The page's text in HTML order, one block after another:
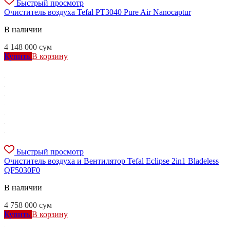
Быстрый просмотр
Очиститель воздуха Tefal PT3040 Pure Air Nanocaptur
В наличии
4 148 000 сум
Купить В корзину
Быстрый просмотр
Очиститель воздуха и Вентилятор Tefal Eclipse 2in1 Bladeless
QF5030F0
В наличии
4 758 000 сум
Купить В корзину